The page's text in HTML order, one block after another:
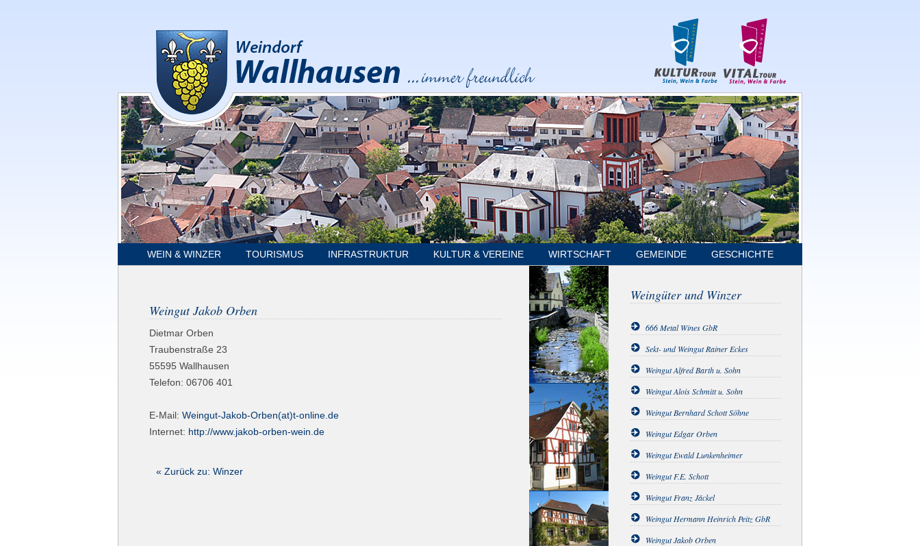
WEIN & WINZER TOURISMUS INFRASTRUKTUR KULTUR & VEREINE WIRTSCHAFT GEMEINDE GESCHICHTE
Weingüter und Winzer
666 Metal Wines GbR
Sekt- und Weingut Rainer Eckes
Weingut Alfred Barth u. Sohn
Weingut Alois Schmitt u. Sohn
Weingut Bernhard Schott Söhne
Weingut Edgar Orben
Weingut Ewald Lunkenheimer
Weingut F.E. Schott
Weingut Franz Jäckel
Weingut Hermann Heinrich Peitz GbR
Weingut Jakob Orben
Weingut Jakob Orben
Dietmar Orben
Traubenstraße 23
55595 Wallhausen
Telefon: 06706 401
E-Mail: Weingut-Jakob-Orben(at)t-online.de
Internet: http://www.jakob-orben-wein.de
« Zurück zu: Winzer